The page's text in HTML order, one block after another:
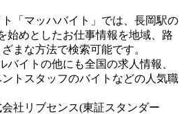
「マッハバイト」では、長岡駅の
始めとしたお仕事情報を地域、路
まな方法で検索可能です。
イトの他にも全国の求人情報、
トスタッフのバイトなどの人気職
会社リブセンス(東証スタンダー